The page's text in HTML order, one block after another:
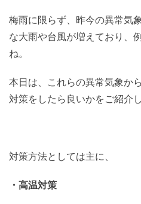
梅雨に限らず、昨今の異常気
な大雨や台風が増えており、
ね。
本日は、これらの異常気象か
対策をしたら良いかをご紹介
対策方法としては主に、
・高温対策